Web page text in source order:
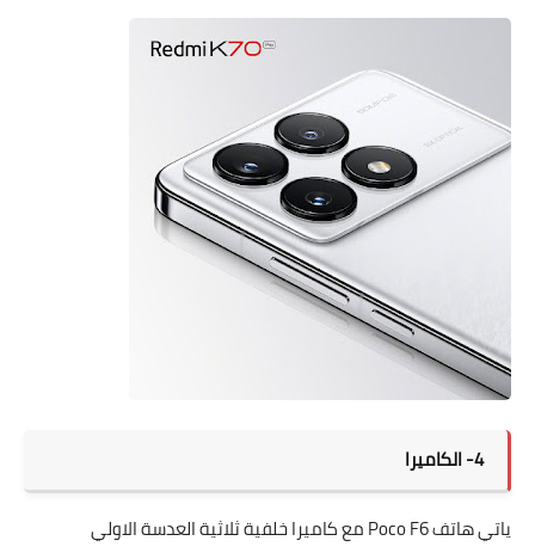
4- الكاميرا
ياتي هاتف Poco F6 مع كاميرا خلفية ثلاثية العدسة الاولي